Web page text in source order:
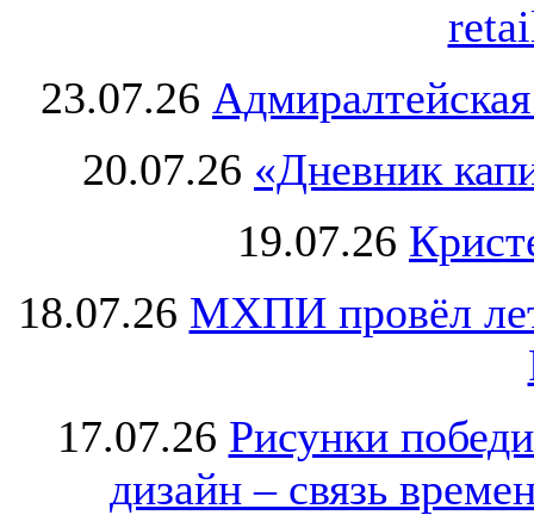
23.07.26
20.07.26 «Дневник
19.07.26
18.07.26 МХПИ провёл
17.07.26 Рисунки
дизайн – связь